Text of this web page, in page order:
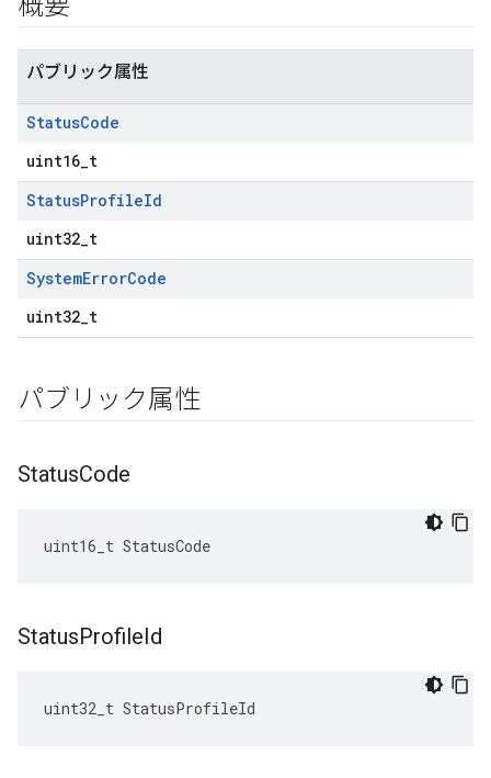
パブリック属性
StatusCode
uint16_t
StatusProfileId
uint32_t
SystemErrorCode
uint32_t
パブリック属性
StatusCode
uint16_t StatusCode
StatusProfileId
uint32_t StatusProfileId